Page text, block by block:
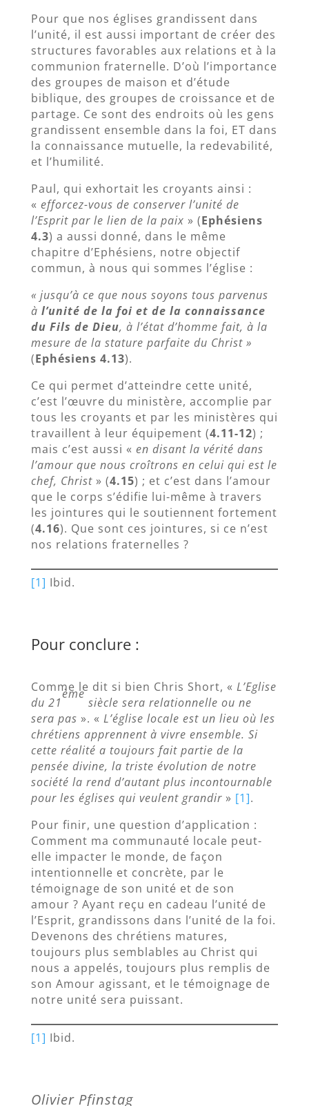
Pour que nos églises grandissent dans
l’unité, il est aussi important de créer des
structures favorables aux relations et à la
communion fraternelle. D’où l’importance
des groupes de maison et d’étude
biblique, des groupes de croissance et de
partage. Ce sont des endroits où les gens
grandissent ensemble dans la foi, ET dans
la connaissance mutuelle, la redevabilité,
et l’humilité.
Paul, qui exhortait les croyants ainsi :
« efforcez-vous de conserver l’unité de
l’Esprit par le lien de la paix » (Ephésiens
4.3) a aussi donné, dans le même
chapitre d’Ephésiens, notre objectif
commun, à nous qui sommes l’église :
« jusqu’à ce que nous soyons tous parvenus
à l’unité de la foi et de la connaissance
du Fils de Dieu, à l’état d’homme fait, à la
mesure de la stature parfaite du Christ »
(Ephésiens 4.13).
Ce qui permet d’atteindre cette unité,
c’est l’œuvre du ministère, accomplie par
tous les croyants et par les ministères qui
travaillent à leur équipement (4.11-12) ;
mais c’est aussi « en disant la vérité dans
l’amour que nous croîtrons en celui qui est le
chef, Christ» (4.15) ; et c’est dans l’amour
que le corps s’édifie lui-même à travers
les jointures qui le soutiennent fortement
(4.16). Que sont ces jointures, si ce n’est
nos relations fraternelles ?
[1] Ibid.
Pour conclure :
Comme le dit si bien Chris Short, « L’Eglise
du 21
ème
siècle sera relationnelle ou ne
sera pas ». « L’église locale est un lieu où les
chrétiens apprennent à vivre ensemble. Si
cette réalité a toujours fait partie de la
pensée divine, la triste évolution de notre
société la rend d’autant plus incontournable
pour les églises qui veulent grandir» [1].
Pour finir, une question d’application :
Comment ma communauté locale peut-
elle impacter le monde, de façon
intentionnelle et concrète, par le
témoignage de son unité et de son
amour ? Ayant reçu en cadeau l’unité de
l’Esprit, grandissons dans l’unité de la foi.
Devenons des chrétiens matures,
toujours plus semblables au Christ qui
nous a appelés, toujours plus remplis de
son Amour agissant, et le témoignage de
notre unité sera puissant.
[1] Ibid.
Olivier Pfinstag